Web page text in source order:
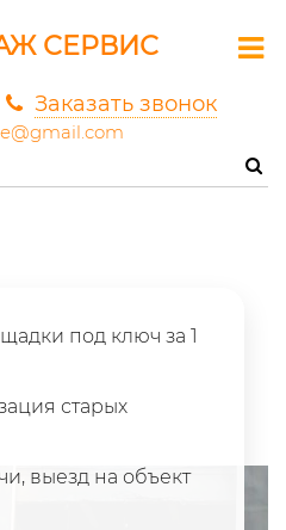
СЕРВИС
Заказать звонок
под ключ за 1
старых
выезд на объект